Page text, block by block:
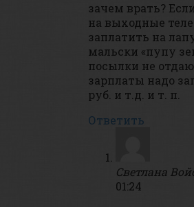
зачем врать?
на выходные
заплатить на
мальски «пупу
посылки не
зарплаты надо
руб. и т.д. и т. п.
Ответить
Светлана
01:24